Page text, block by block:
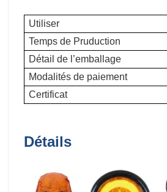
Utiliser
Temps de Pruduction
Détail de l’emballage
Modalités de paiement
Certificat
Détails